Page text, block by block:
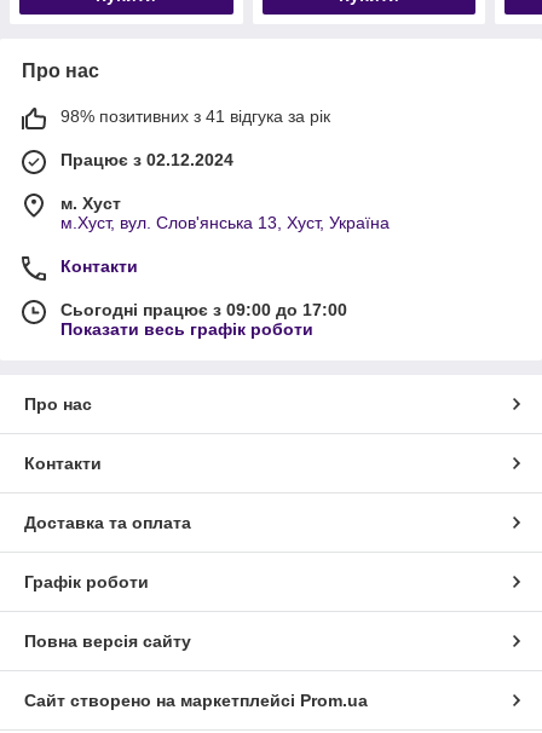
Про нас
98% позитивних з 41 відгука за рік
Працює з 02.12.2024
м. Хуст
м.Хуст, вул. Слов'янська 13, Хуст, Україна
Контакти
Сьогодні працює з 09:00 до 17:00
Показати весь графік роботи
Про нас
Контакти
Доставка та оплата
Графік роботи
Повна версія сайту
Сайт створено на маркетплейсі Prom.ua